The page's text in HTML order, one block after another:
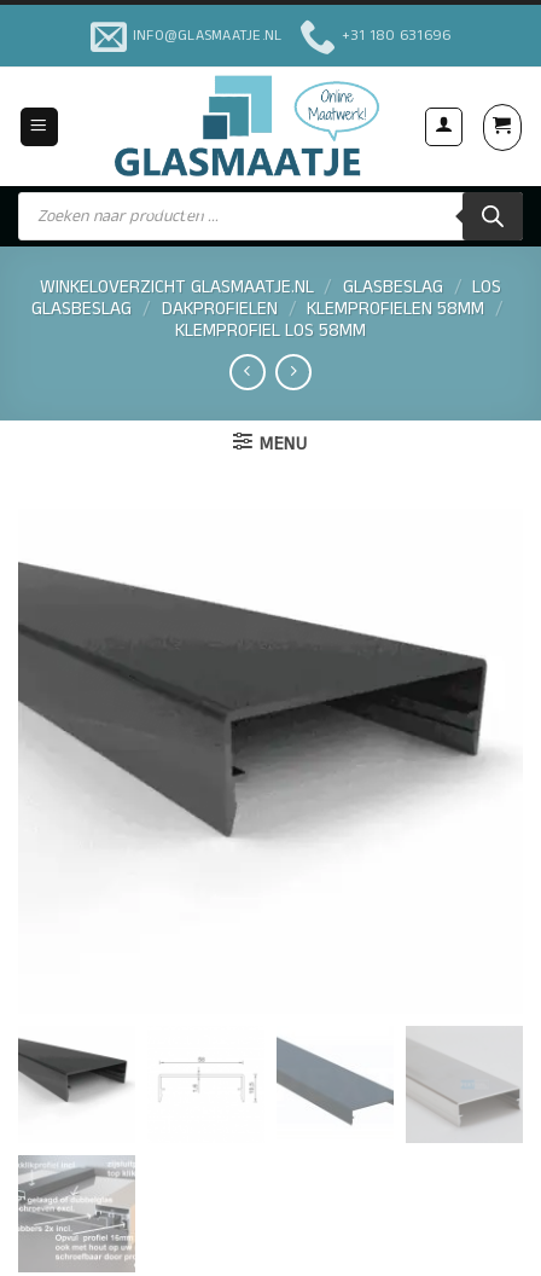
Ga
inhoud
INFO@GLASMAATJE.NL +31 180 631696
Voor Particulieren & Bedrijven
Producten
zoeken
WINKELOVERZICHT GLASMAATJE.NL / GLASBESLAG / LOS
GLASBESLAG / DAKPROFIELEN / KLEMPROFIELEN 58MM /
KLEMPROFIEL LOS 58MM
MENU